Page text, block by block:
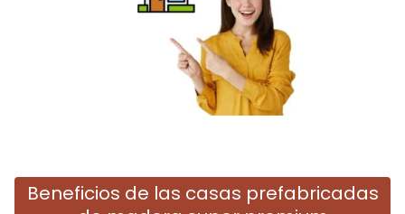
Beneficios de las casas prefabricadas